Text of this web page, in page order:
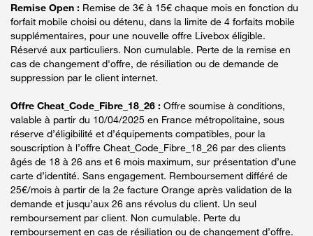
Remise Open : Remise de 3€ à 15€ chaque mois en fonction du
forfait mobile choisi ou détenu, dans la limite de 4 forfaits mobile
supplémentaires, pour une nouvelle offre Livebox éligible.
Réservé aux particuliers. Non cumulable. Perte de la remise en
cas de changement d'offre, de résiliation ou de demande de
suppression par le client internet.
Offre Cheat_Code_Fibre_18_26 : Offre soumise à conditions,
valable à partir du 10/04/2025 en France métropolitaine, sous
réserve d’éligibilité et d’équipements compatibles, pour la
souscription à l’offre Cheat_Code_Fibre_18_26 par des clients
âgés de 18 à 26 ans et 6 mois maximum, sur présentation d’une
carte d’identité. Sans engagement. Remboursement différé de
25€/mois à partir de la 2e facture Orange après validation de la
demande et jusqu’aux 26 ans révolus du client. Un seul
remboursement par client. Non cumulable. Perte du
remboursement en cas de résiliation ou de changement d’offre.